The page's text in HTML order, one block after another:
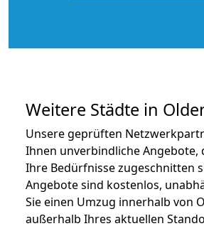
Weitere Städte in
Unsere geprüften
Ihnen unverbindliche Angebote,
Ihre Bedürfnisse zugeschnitten
Angebote sind kostenlos,
Sie einen Umzug innerhalb von
außerhalb Ihres aktuellen